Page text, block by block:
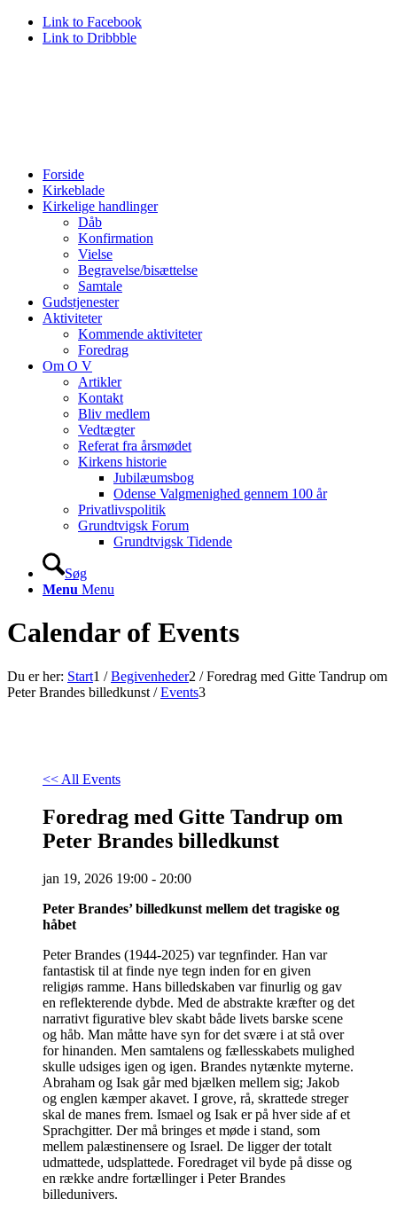
Link to Facebook
Link to Dribbble
Forside
Kirkeblade
Kirkelige handlinger
Dåb
Konfirmation
Vielse
Begravelse/bisættelse
Samtale
Gudstjenester
Aktiviteter
Kommende aktiviteter
Foredrag
Om O V
Artikler
Kontakt
Bliv medlem
Vedtægter
Referat fra årsmødet
Kirkens historie
Jubilæumsbog
Odense Valgmenighed gennem 100 år
Privatlivspolitik
Grundtvigsk Forum
Grundtvigsk Tidende
Søg
Menu Menu
Calendar of Events
Du er her: Start1 / Begivenheder2 / Foredrag med Gitte Tandrup om
Peter Brandes billedkunst / Events3
<< All Events
Foredrag med Gitte Tandrup om
Peter Brandes billedkunst
jan 19, 2026 19:00 - 20:00
Peter Brandes’ billedkunst mellem det tragiske og
håbet
Peter Brandes (1944-2025) var tegnfinder. Han var
fantastisk til at finde nye tegn inden for en given
religiøs ramme. Hans billedskaben var finurlig og gav
en reflekterende dybde. Med de abstrakte kræfter og det
narrativt figurative blev skabt både livets barske scene
og håb. Man måtte have syn for det svære i at stå over
for hinanden. Men samtalens og fællesskabets mulighed
skulle udsiges igen og igen. Brandes nytænkte myterne.
Abraham og Isak går med bjælken mellem sig; Jakob
og englen kæmper akavet. I grove, rå, skrattede streger
skal de manes frem. Ismael og Isak er på hver side af et
Sprachgitter. Der må bringes et møde i stand, som
mellem palæstinensere og Israel. De ligger der totalt
udmattede, udsplattede. Foredraget vil byde på disse og
en række andre fortællinger i Peter Brandes
billedunivers.